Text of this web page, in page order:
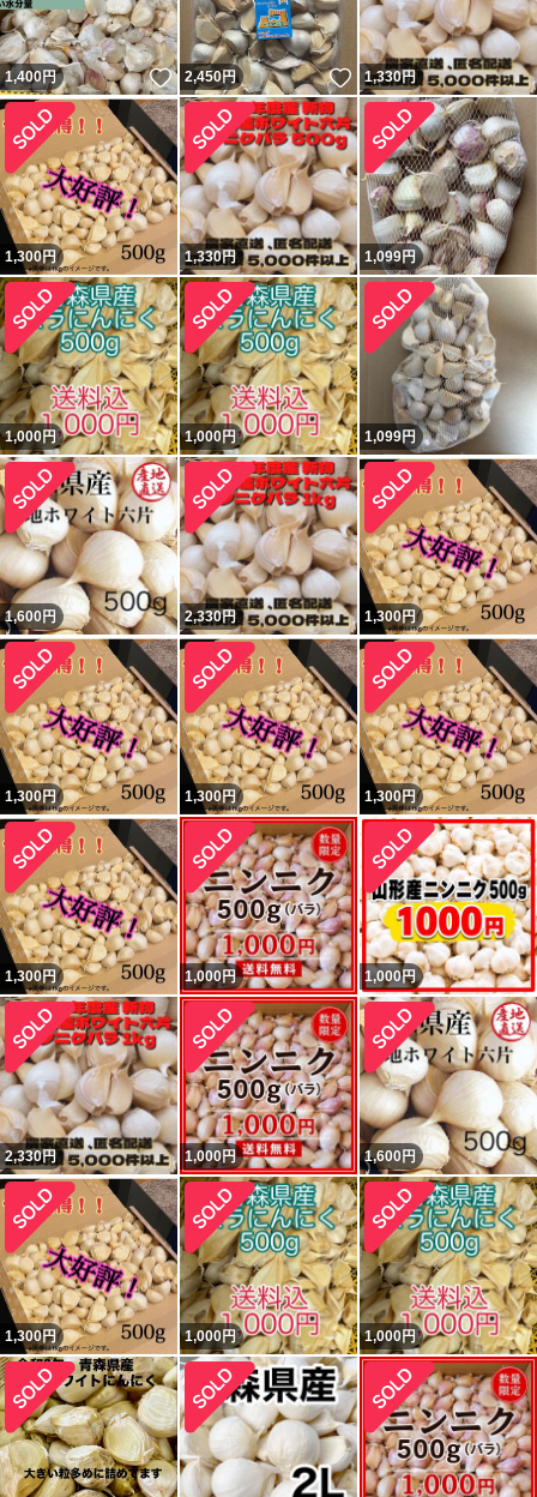
1,400円 いいね！
2,450円 いいね！
1,330円
1,300円 1,330円 1,099円
1,000円 1,000円 1,099円
1,600円 2,330円 1,300円
1,300円 1,300円 1,300円
1,300円 1,000円 1,000円
2,330円 1,000円 1,600円
1,300円 1,000円 1,000円